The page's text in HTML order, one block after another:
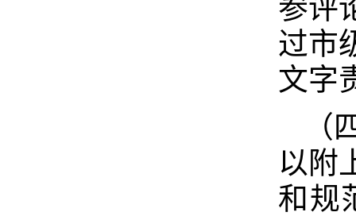
参评
过市
文字
以附
和规